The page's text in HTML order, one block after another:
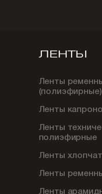
ЛЕНТЫ
Ленты
(полиэфирные)
Ленты
Ленты
полиэфирные
Ленты
Ленты
Ленты